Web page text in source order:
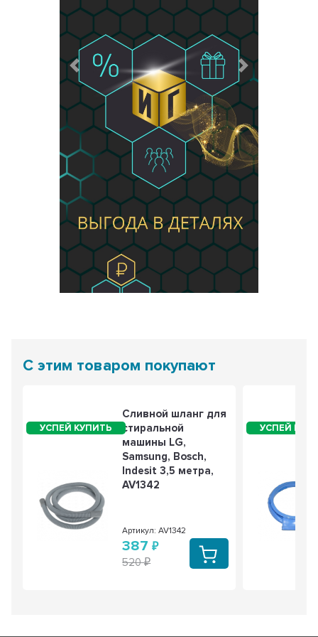
Предыдущий Следующий
С этим товаром покупают
Сливной шланг для
стиральной
машины LG,
Samsung, Bosch,
Indesit 3,5 метра,
AV1342
Артикул: AV1342
387
520